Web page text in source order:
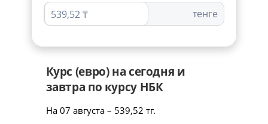
539,52 ₸ тенге
Курс (евро) на сегодня и
завтра по курсу НБК
На 07 августа – 539,52 тг.